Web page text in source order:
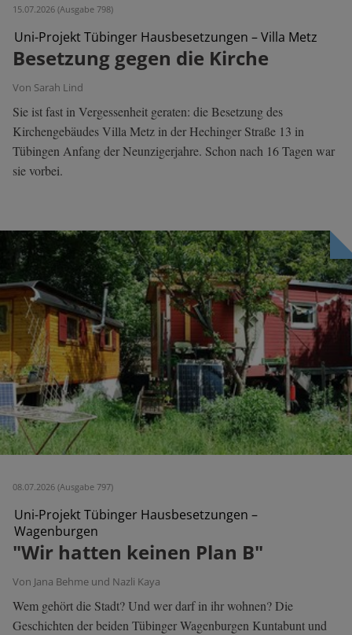
15.07.2026 (Ausgabe 798)
Uni-Projekt Tübinger Hausbesetzungen – Villa Metz
Besetzung gegen die Kirche
Von Sarah Lind
Sie ist fast in Vergessenheit geraten: die Besetzung des
Kirchengebäudes Villa Metz in der Hechinger Straße 13 in
Tübingen Anfang der Neunzigerjahre. Schon nach 16 Tagen war
sie vorbei.
08.07.2026 (Ausgabe 797)
Uni-Projekt Tübinger Hausbesetzungen –
Wagenburgen
"Wir hatten keinen Plan B"
Von Jana Behme und Nazli Kaya
Wem gehört die Stadt? Und wer darf in ihr wohnen? Die
Geschichten der beiden Tübinger Wagenburgen Kuntabunt und